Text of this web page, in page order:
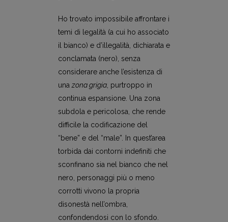
Ho trovato impossibile affrontare i
temi di legalità (a cui ho associato
il bianco) e d’illegalità, dichiarata e
conclamata (nero), senza
considerare anche l’esistenza di
una zona grigia, purtroppo in
continua espansione. Una zona
subdola e pericolosa, che rende
difficile la codificazione del
“bene” e del “male”. In quest’area
torbida dai contorni indefiniti che
sconfinano sia nel bianco che nel
nero, personaggi più o meno
corrotti vivono la propria
disonestà nell’ombra,
confondendosi con lo sfondo.